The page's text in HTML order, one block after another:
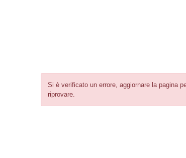
Si è verificato un errore, aggiornare la pagina
riprovare.